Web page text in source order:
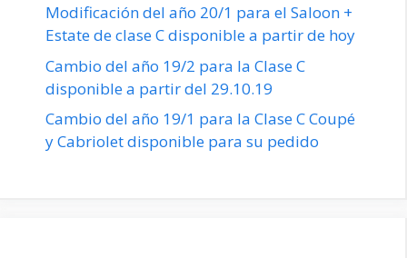
Modificación del año 20/1 para el Saloon +
Estate de clase C disponible a partir de hoy
Cambio del año 19/2 para la Clase C
disponible a partir del 29.10.19
Cambio del año 19/1 para la Clase C Coupé
y Cabriolet disponible para su pedido